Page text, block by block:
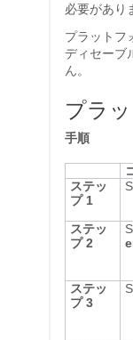
必要があり
プラットフ
ディセーブ
ん。
プラ
手順
ステッ
プ 1
ステッ
プ 2
ステッ
プ 3